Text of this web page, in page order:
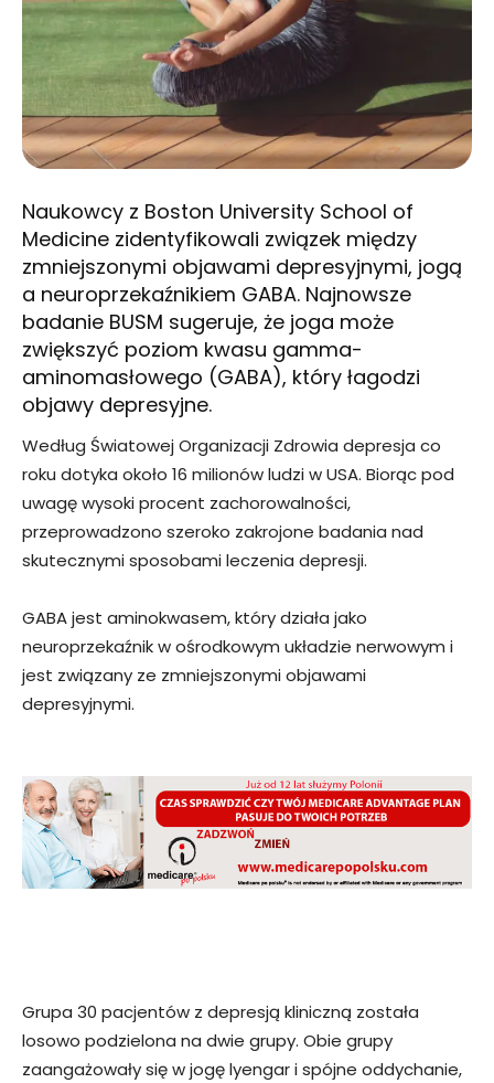
Naukowcy z Boston University School of
Medicine zidentyfikowali związek między
zmniejszonymi objawami depresyjnymi, jogą
a neuroprzekaźnikiem GABA. Najnowsze
badanie BUSM sugeruje, że joga może
zwiększyć poziom kwasu gamma-
aminomasłowego (GABA), który łagodzi
objawy depresyjne.
Według Światowej Organizacji Zdrowia depresja co
roku dotyka około 16 milionów ludzi w USA. Biorąc pod
uwagę wysoki procent zachorowalności,
przeprowadzono szeroko zakrojone badania nad
skutecznymi sposobami leczenia depresji.
GABA jest aminokwasem, który działa jako
neuroprzekaźnik w ośrodkowym układzie nerwowym i
jest związany ze zmniejszonymi objawami
depresyjnymi.
Grupa 30 pacjentów z depresją kliniczną została
losowo podzielona na dwie grupy. Obie grupy
zaangażowały się w jogę lyengar i spójne oddychanie,